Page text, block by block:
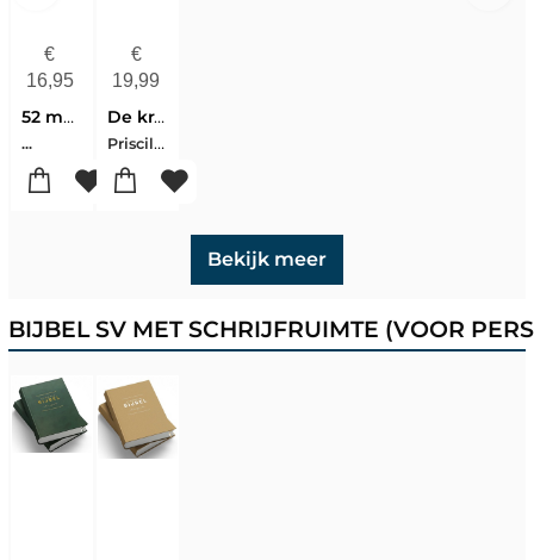
€
16,95
52 memorisatiekaarten
...
€
19,99
De kracht van memorisatie
Priscilla Docter-Joanneke Koster
Bekijk meer
BIJBEL SV MET SCHRIJFRUIMTE (VOOR